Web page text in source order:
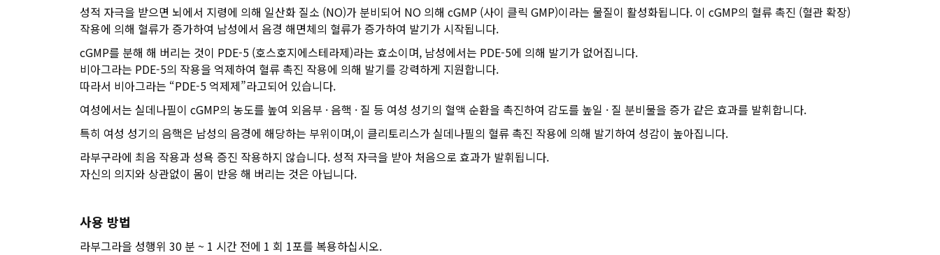
성적 자극을 받으면 뇌에서 지령에 의해 일산화 질소 (NO)가 분비되어 NO 의해 cGMP (사이 클릭 GMP)이라는 물질이 활성화됩니다. 이 cGMP의 혈류 촉진 (혈관 확장) ​​
작용에 의해 혈류가 증가하여 남성에서 음경 해면체의 혈류가 증가하여 발기가 시작됩니다.
cGMP를 분해 해 버리는 것이 PDE-5 (호스호지에스테라제)라는 효소이며, 남성에서는 PDE-5에 의해 발기가 없어집니다.
비아그라는 PDE-5의 작용을 억제하여 혈류 촉진 작용에 의해 발기를 강력하게 지원합니다.
따라서 비아그라는 “PDE-5 억제제”라고되어 있습니다.
여성에서는 실데나필이 cGMP의 농도를 높여 외음부 · 음핵 · 질 등 여성 성기의 혈액 순환을 촉진하여 감도를 높일 · 질 분비물을 증가 같은 효과를 발휘합니다.
특히 여성 성기의 음핵은 남성의 음경에 해당하는 부위이며,이 클리토리스가 실데나필의 혈류 촉진 작용에 의해 발기하여 성감이 높아집니다.
라부구라에 최음 작용과 성욕 증진 작용하지 않습니다. 성적 자극을 받아 처음으로 효과가 발휘됩니다.
자신의 의지와 상관없이 몸이 반응 해 버리는 것은 아닙니다.
사용 방법
라부그라을 성행위 30 분 ~ 1 시간 전에 1 회 1포를 복용하십시오.